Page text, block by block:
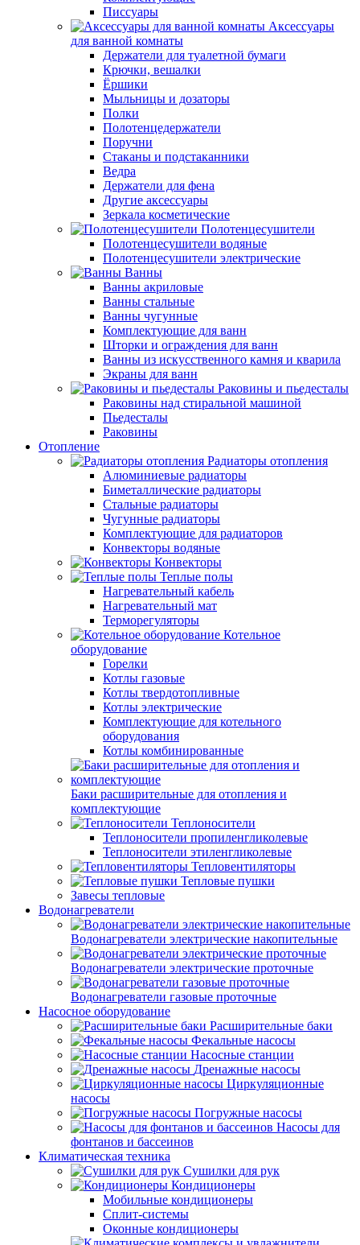
Писсуары
Аксессуары
для ванной комнаты
Держатели для туалетной бумаги
Крючки, вешалки
Ёршики
Мыльницы и дозаторы
Полки
Полотенцедержатели
Поручни
Стаканы и подстаканники
Ведра
Держатели для фена
Другие аксессуары
Зеркала косметические
Полотенцесушители
Полотенцесушители водяные
Полотенцесушители электрические
Ванны
Ванны акриловые
Ванны стальные
Ванны чугунные
Комплектующие для ванн
Шторки и ограждения для ванн
Ванны из искусственного камня и кварила
Экраны для ванн
Раковины и пьедесталы
Раковины над стиральной машиной
Пьедесталы
Раковины
Отопление
Радиаторы отопления
Алюминиевые радиаторы
Биметаллические радиаторы
Стальные радиаторы
Чугунные радиаторы
Комплектующие для радиаторов
Конвекторы водяные
Конвекторы
Теплые полы
Нагревательный кабель
Нагревательный мат
Терморегуляторы
Котельное
оборудование
Горелки
Котлы газовые
Котлы твердотопливные
Котлы электрические
Комплектующие для котельного
оборудования
Котлы комбинированные
Баки расширительные для отопления и
комплектующие
Теплоносители
Теплоносители пропиленгликолевые
Теплоносители этиленгликолевые
Тепловентиляторы
Тепловые пушки
Завесы тепловые
Водонагреватели
Водонагреватели электрические накопительные
Водонагреватели электрические проточные
Водонагреватели газовые проточные
Насосное оборудование
Расширительные баки
Фекальные насосы
Насосные станции
Дренажные насосы
Циркуляционные
насосы
Погружные насосы
Насосы для
фонтанов и бассеинов
Климатическая техника
Сушилки для рук
Кондиционеры
Мобильные кондиционеры
Сплит-системы
Оконные кондиционеры